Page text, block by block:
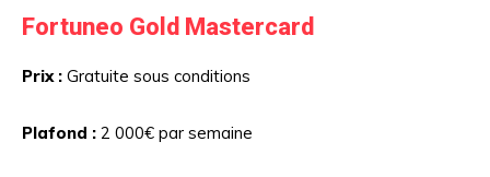
Fortuneo Gold Mastercard
Prix : Gratuite sous conditions
Plafond : 2 000€ par semaine